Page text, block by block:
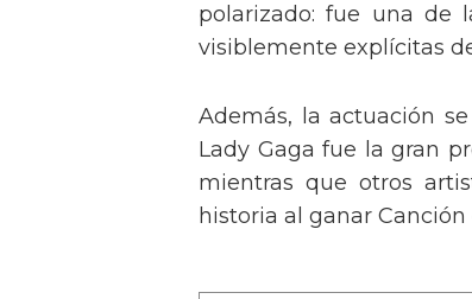
polarizado: fue una de
visiblemente explícitas
Además, la actuación
Lady Gaga fue la gran
mientras que otros
historia al ganar Canción